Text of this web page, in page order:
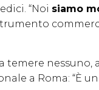
“Noi siamo
temere nessuno,
a Roma: “È